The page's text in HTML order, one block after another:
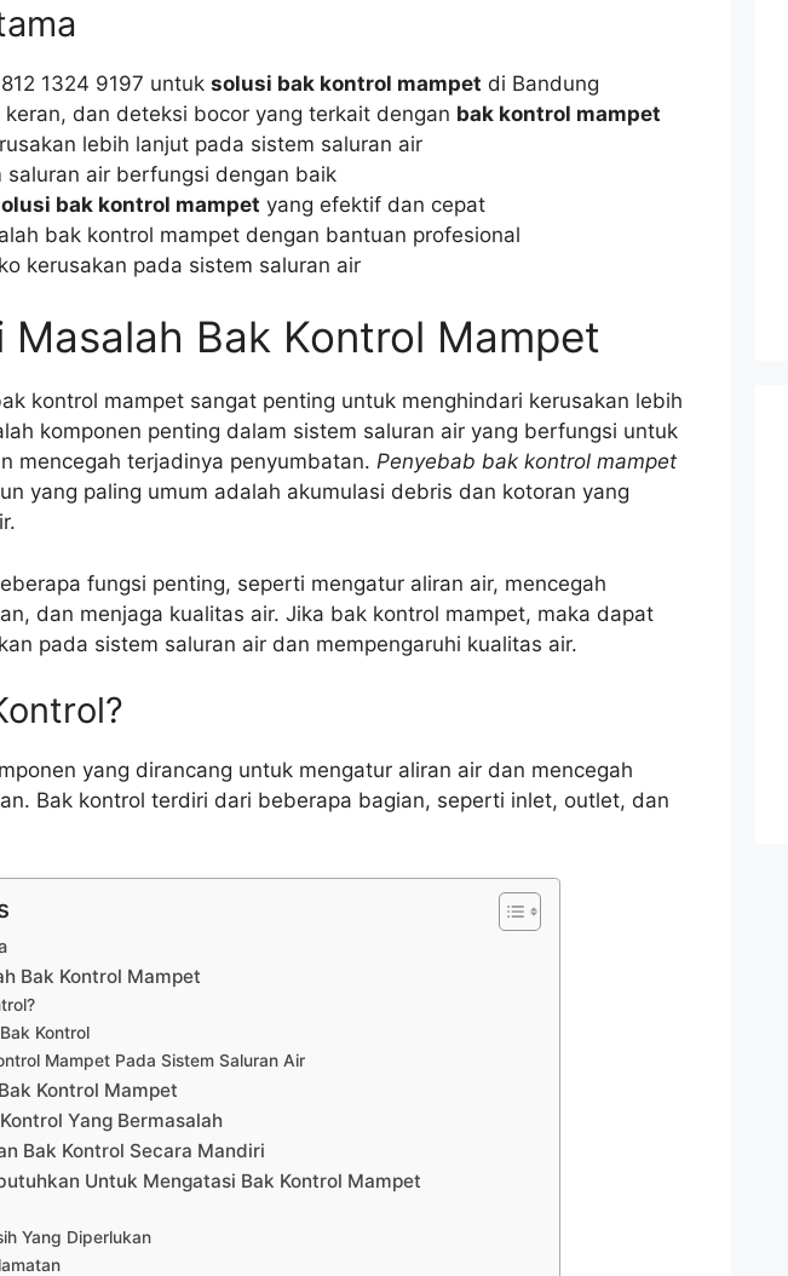
1324 9197 untuk solusi bak kontrol mampet di Bandung
keran, dan deteksi bocor yang terkait dengan bak kontrol mampet
lebih lanjut pada sistem saluran air
saluran air berfungsi dengan baik
bak kontrol mampet yang efektif dan cepat
bak kontrol mampet dengan bantuan profesional
kerusakan pada sistem saluran air
Masalah Bak Kontrol Mampet
kontrol mampet sangat penting untuk menghindari kerusakan lebih
komponen penting dalam sistem saluran air yang berfungsi untuk
mencegah terjadinya penyumbatan. Penyebab bak kontrol mampet
yang paling umum adalah akumulasi debris dan kotoran yang
fungsi penting, seperti mengatur aliran air, mencegah
dan menjaga kualitas air. Jika bak kontrol mampet, maka dapat
pada sistem saluran air dan mempengaruhi kualitas air.
yang dirancang untuk mengatur aliran air dan mencegah
Bak kontrol terdiri dari beberapa bagian, seperti inlet, outlet, dan
Bak Kontrol Mampet
Kontrol
Mampet Pada Sistem Saluran Air
Kontrol Mampet
Yang Bermasalah
Bak Kontrol Secara Mandiri
Untuk Mengatasi Bak Kontrol Mampet
Yang Diperlukan